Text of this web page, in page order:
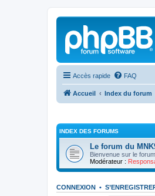
Accès rapide FAQ
Accueil Index du forum
INDEX DES FORUMS
Le forum du
Bienvenue sur le
Modérateur :
CONNEXION •